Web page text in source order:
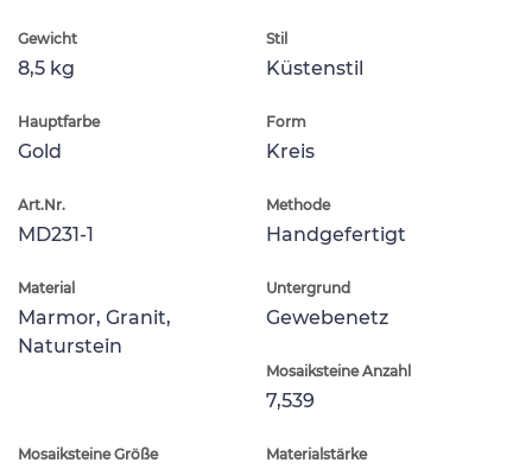
Gewicht
8,5 kg
Stil
Küstenstil
Hauptfarbe
Gold
Form
Kreis
Art.Nr.
MD231-1
Methode
Handgefertigt
Material
Marmor, Granit,
Naturstein
Untergrund
Gewebenetz
Mosaiksteine Anzahl
7,539
Mosaiksteine Größe Materialstärke